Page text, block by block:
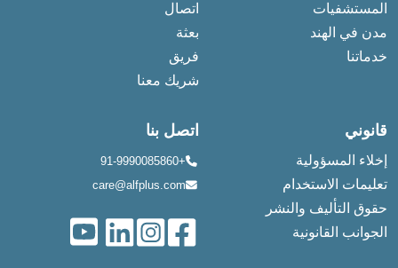
المستشفيات
مدن في الهند
خدماتنا
اتصال
بعثة
فريق
شريك معنا
قانوني
إخلاء المسؤولية
تعليمات الاستخدام
حقوق التأليف والنشر
الجوانب القانونية
اتصل بنا
+91-9990085860
care@alfplus.com